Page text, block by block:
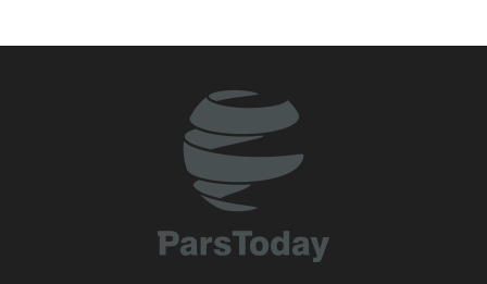
شننه/له ایران سره په جنګ کښې د امریکا د وسلو کمیدل ؛
د واشنګټن د دفاع لپاره خبرداری
د ایران پوځ: په بشپړ چمتووالي کې یوو
پزشکیان: موږ د خبرو اترو په بهیر کې د فلسطیني مشرانو
له هرې پرېکړې ملاتړ کوو